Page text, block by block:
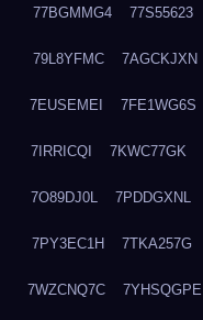
77BGMMG4 77S55623
79L8YFMC 7AGCKJXN
7EUSEMEI 7FE1WG6S
7IRRICQI 7KWC77GK
7O89DJ0L 7PDDGXNL
7PY3EC1H 7TKA257G
7WZCNQ7C 7YHSQGPE